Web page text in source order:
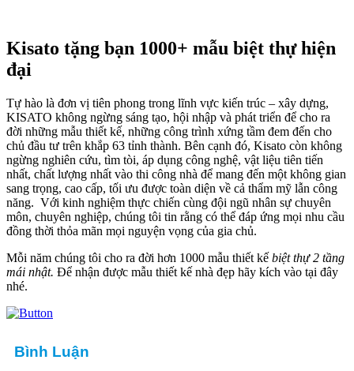
Kisato tặng bạn 1000+ mẫu biệt thự hiện
đại
Tự hào là đơn vị tiên phong trong lĩnh vực kiến trúc – xây dựng,
KISATO không ngừng sáng tạo, hội nhập và phát triển để cho ra
đời những mẫu thiết kế, những công trình xứng tầm đem đến cho
chủ đầu tư trên khắp 63 tỉnh thành. Bên cạnh đó, Kisato còn không
ngừng nghiên cứu, tìm tòi, áp dụng công nghệ, vật liệu tiên tiến
nhất, chất lượng nhất vào thi công nhà để mang đến một không gian
sang trọng, cao cấp, tối ưu được toàn diện về cả thẩm mỹ lẫn công
năng. Với kinh nghiệm thực chiến cùng đội ngũ nhân sự chuyên
môn, chuyên nghiệp, chúng tôi tin rằng có thể đáp ứng mọi nhu cầu
đồng thời thỏa mãn mọi nguyện vọng của gia chủ.
Mỗi năm chúng tôi cho ra đời hơn 1000 mẫu thiết kế biệt thự 2 tầng
mái nhật. Để nhận được mẫu thiết kế nhà đẹp hãy kích vào tại đây
nhé.
Bình Luận